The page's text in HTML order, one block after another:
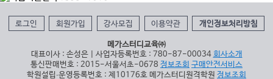
로그인 회원가입 강사모집 이용약관 개인정보처리방침
메가스터디교육㈜
대표이사 : 손성은 | 사업자등록번호 : 780-87-00034 회사소개
통신판매번호 : 2015-서울서초-0678 정보조회 구매안전서비스
학원설립∙운영등록번호 : 제10176호 메가스터디원격학원 정보조회